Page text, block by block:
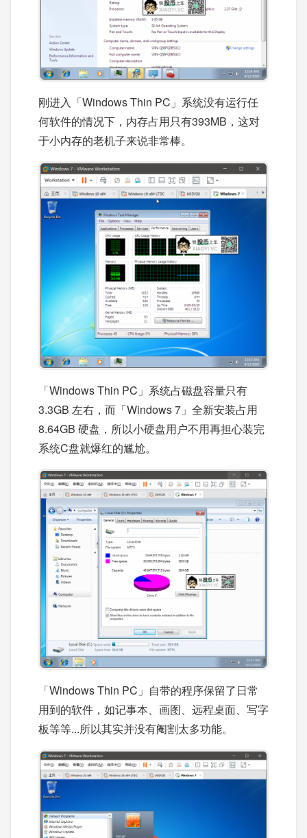
刚进入「Windows Thin PC」系统没有运行任
何软件的情况下，内存占用只有393MB，这对
于小内存的老机子来说非常棒。
「Windows Thin PC」系统占磁盘容量只有
3.3GB 左右，而「Windows 7」全新安装占用
8.64GB 硬盘，所以小硬盘用户不用再担心装完
系统C盘就爆红的尴尬。
「Windows Thin PC」自带的程序保留了日常
用到的软件，如记事本、画图、远程桌面、写字
板等等...所以其实并没有阉割太多功能。